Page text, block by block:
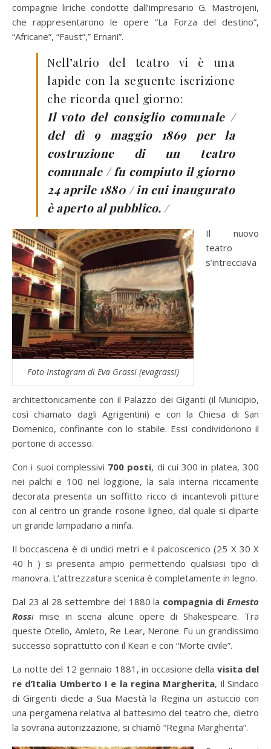
compagnie liriche condotte dall’impresario G. Mastrojeni,
che rappresentarono le opere “La Forza del destino”,
“Africane”, “Faust”,” Ernani”.
Nell’atrio del teatro vi è una
lapide con la seguente iscrizione
che ricorda quel giorno:
Il voto del consiglio comunale /
del dì 9 maggio 1869 per la
costruzione di un teatro
comunale / fu compiuto il giorno
24 aprile 1880 / in cui inaugurato
è aperto al pubblico. /
Foto Instagram di Eva Grassi (evagrassi)
Il nuovo
teatro
s’intrecciava
architettonicamente con il Palazzo dei Giganti (il Municipio,
così chiamato dagli Agrigentini) e con la Chiesa di San
Domenico, confinante con lo stabile. Essi condividonono il
portone di accesso.
Con i suoi complessivi 700 posti, di cui 300 in platea, 300
nei palchi e 100 nel loggione, la sala interna riccamente
decorata presenta un soffitto ricco di incantevoli pitture
con al centro un grande rosone ligneo, dal quale si diparte
un grande lampadario a ninfa.
Il boccascena è di undici metri e il palcoscenico (25 X 30 X
40 h ) si presenta ampio permettendo qualsiasi tipo di
manovra. L’attrezzatura scenica è completamente in legno.
Dal 23 al 28 settembre del 1880 la compagnia diErnesto
Rossi mise in scena alcune opere di Shakespeare. Tra
queste Otello, Amleto, Re Lear, Nerone. Fu un grandissimo
successo soprattutto con il Kean e con “Morte civile”.
La notte del 12 gennaio 1881, in occasione della visita del
re d’Italia Umberto I e la regina Margherita, il Sindaco
di Girgenti diede a Sua Maestà la Regina un astuccio con
una pergamena relativa al battesimo del teatro che, dietro
la sovrana autorizzazione, si chiamò “Regina Margherita”.